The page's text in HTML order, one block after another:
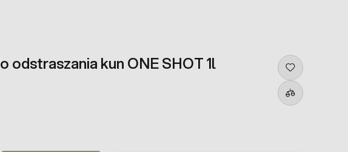
odstraszania kun ONE SHOT 1l